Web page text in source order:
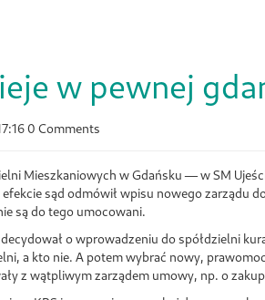
w pewnej
0 Comments
Mieszkaniowych w Gdańsku — w SM
sąd odmówił wpisu nowego zarządu
są do tego umocowani.
o wprowadzeniu do spółdzielni
a kto nie. A potem wybrać nowy,
z wątpliwym zarządem umowy, np. o